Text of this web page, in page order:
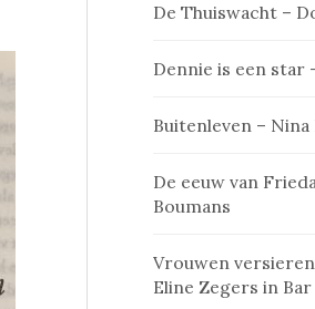
De Thuiswacht –
Dennie is een
Buitenleven – Nina
De eeuw van
Boumans
Vrouwen
Eline Zegers in Bar